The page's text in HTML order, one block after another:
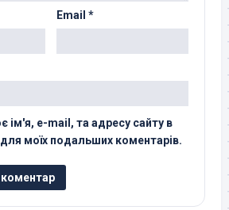
Email *
ім'я, e-mail, та адресу сайту в
моїх подальших коментарів.